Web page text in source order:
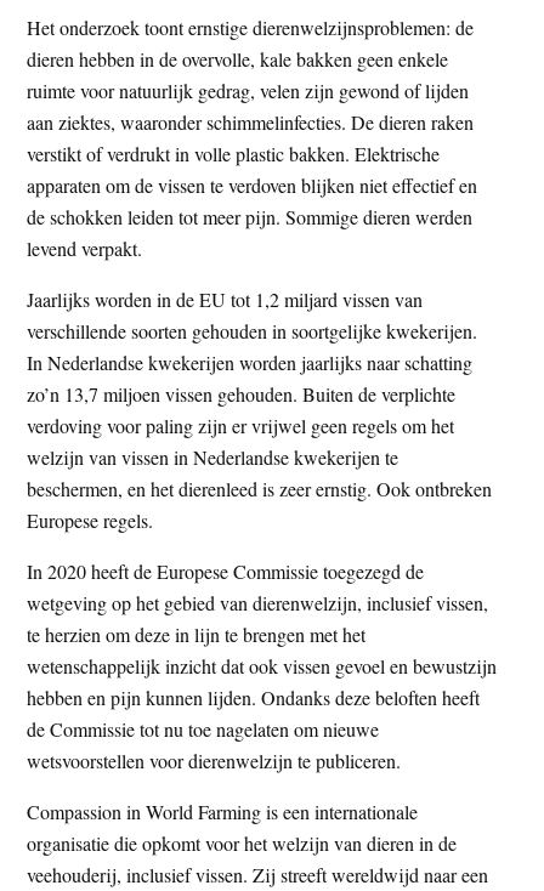
Het onderzoek toont ernstige dierenwelzijnsproblemen: de
dieren hebben in de overvolle, kale bakken geen enkele
ruimte voor natuurlijk gedrag, velen zijn gewond of lijden
aan ziektes, waaronder schimmelinfecties. De dieren raken
verstikt of verdrukt in volle plastic bakken. Elektrische
apparaten om de vissen te verdoven blijken niet effectief en
de schokken leiden tot meer pijn. Sommige dieren werden
levend verpakt.
Jaarlijks worden in de EU tot 1,2 miljard vissen van
verschillende soorten gehouden in soortgelijke kwekerijen.
In Nederlandse kwekerijen worden jaarlijks naar schatting
zo’n 13,7 miljoen vissen gehouden. Buiten de verplichte
verdoving voor paling zijn er vrijwel geen regels om het
welzijn van vissen in Nederlandse kwekerijen te
beschermen, en het dierenleed is zeer ernstig. Ook ontbreken
Europese regels.
In 2020 heeft de Europese Commissie toegezegd de
wetgeving op het gebied van dierenwelzijn, inclusief vissen,
te herzien om deze in lijn te brengen met het
wetenschappelijk inzicht dat ook vissen gevoel en bewustzijn
hebben en pijn kunnen lijden. Ondanks deze beloften heeft
de Commissie tot nu toe nagelaten om nieuwe
wetsvoorstellen voor dierenwelzijn te publiceren.
Compassion in World Farming is een internationale
organisatie die opkomt voor het welzijn van dieren in de
veehouderij, inclusief vissen. Zij streeft wereldwijd naar een